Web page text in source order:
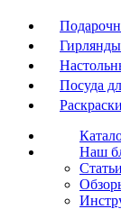
Гирлянды
Посуда
Раскраски
Наш
Статьи